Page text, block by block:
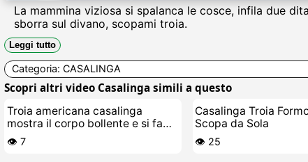
La mammina viziosa si spalanca le cosce, infila due
sborra sul divano, scopami troia.
Leggi tutto
Categoria: CASALINGA
Scopri altri video Casalinga simili a questo
Troia americana casalinga
mostra il corpo bollente e si fa
una sega
👁️ 7
Casalinga Troia
Scopa da Sola
👁️ 25